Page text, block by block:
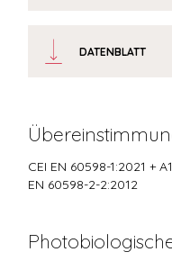
DATENBLATT
CEI EN 60598-1:2021 +
EN 60598-2-2:2012